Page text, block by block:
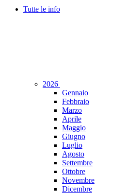
Tutte le info
2026
Gennaio
Febbraio
Marzo
Aprile
Maggio
Giugno
Luglio
Agosto
Settembre
Ottobre
Novembre
Dicembre